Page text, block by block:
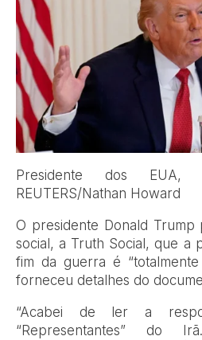
Presidente dos
REUTERS/Nathan Howard
O presidente Donald Trump
social, a Truth Social, que a
fim da guerra é “totalmente
forneceu detalhes do
“Acabei de ler a
“Representantes”